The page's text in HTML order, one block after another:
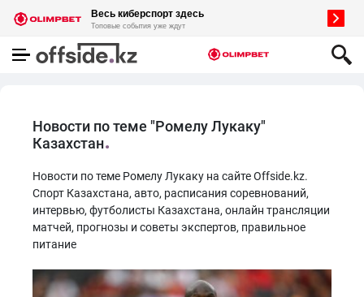
Новости по теме "Ромелу Лукаку"
Казахстан
Новости по теме Ромелу Лукаку на сайте Offside.kz.
Спорт Казахстана, авто, расписания соревнований,
интервью, футболисты Казахстана, онлайн трансляции
матчей, прогнозы и советы экспертов, правильное
питание